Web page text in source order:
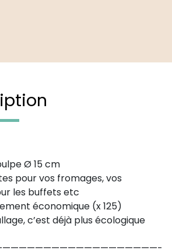
Ø 15 cm
pour vos fromages, vos
les buffets etc
économique (x 125)
c’est déjà plus écologique